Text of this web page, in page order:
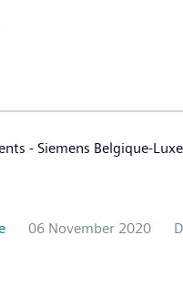
- Siemens Belgique-
06 November 2020